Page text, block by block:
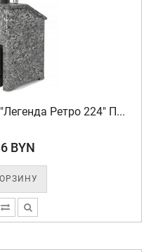
Ретро 224" П...
BYN